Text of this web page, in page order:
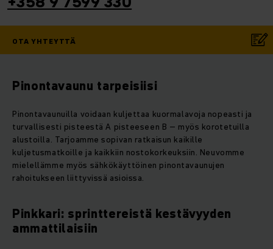
OTA YHTEYTTÄ
Pinontavaunu tarpeisiisi
Pinontavaunuilla voidaan kuljettaa kuormalavoja nopeasti ja
turvallisesti pisteestä A pisteeseen B – myös korotetuilla
alustoilla. Tarjoamme sopivan ratkaisun kaikille
kuljetusmatkoille ja kaikkiin nostokorkeuksiin. Neuvomme
mielellämme myös sähkökäyttöinen pinontavaunujen
rahoitukseen liittyvissä asioissa.
Pinkkari: sprinttereistä kestävyyden
ammattilaisiin